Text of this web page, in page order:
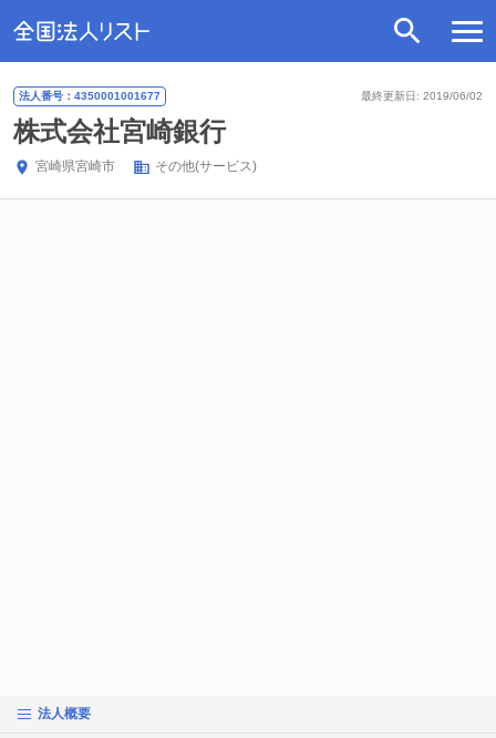
最終更新日: 2019/06/02
法人番号：4350001001677
株式会社宮崎銀行
宮崎県宮崎市 その他(サービス)
法人概要